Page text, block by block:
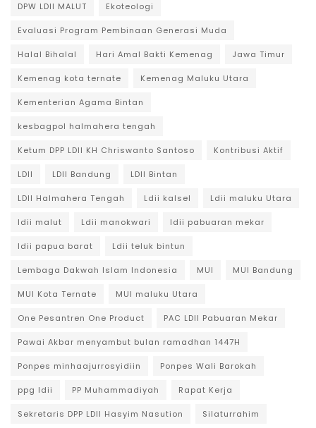
DPW LDII MALUT Ekoteologi
Evaluasi Program Pembinaan Generasi Muda
Halal Bihalal Hari Amal Bakti Kemenag Jawa Timur
Kemenag kota ternate Kemenag Maluku Utara
Kementerian Agama Bintan
kesbagpol halmahera tengah
Ketum DPP LDII KH Chriswanto Santoso Kontribusi Aktif
LDII LDII Bandung LDII Bintan
LDII Halmahera Tengah Ldii kalsel Ldii maluku Utara
ldii malut Ldii manokwari ldii pabuaran mekar
ldii papua barat Ldii teluk bintun
Lembaga Dakwah Islam Indonesia MUI MUI Bandung
MUI Kota Ternate MUI maluku Utara
One Pesantren One Product PAC LDII Pabuaran Mekar
Pawai Akbar menyambut bulan ramadhan 1447H
Ponpes minhaajurrosyidiin Ponpes Wali Barokah
ppg ldii PP Muhammadiyah Rapat Kerja
Sekretaris DPP LDII Hasyim Nasution Silaturrahim